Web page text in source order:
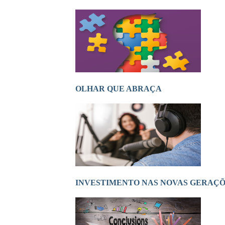
OLHAR QUE ABRAÇA
INVESTIMENTO NAS NOVAS